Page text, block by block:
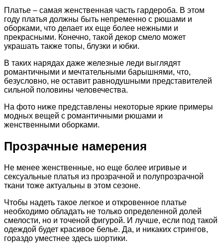
Платье – самая женственная часть гардероба. В этом
году платья должны быть непременно с рюшами и
оборками, что делает их еще более нежными и
прекрасными. Конечно, такой декор смело может
украшать также топы, блузки и юбки.
В таких нарядах даже железные леди выглядят
романтичными и мечтательными барышнями, что,
безусловно, не оставит равнодушными представителей
сильной половины человечества.
На фото ниже представлены некоторые яркие примеры
модных вещей с романтичными рюшами и
женственными оборками.
Прозрачные намерения
Не менее женственные, но еще более игривые и
сексуальные платья из прозрачной и полупрозрачной
ткани тоже актуальны в этом сезоне.
Чтобы надеть такое легкое и откровенное платье
необходимо обладать не только определенной долей
смелости, но и точеной фигурой. И лучше, если под такой
одеждой будет красивое белье. Да, и никаких стрингов,
гораздо уместнее здесь шортики.